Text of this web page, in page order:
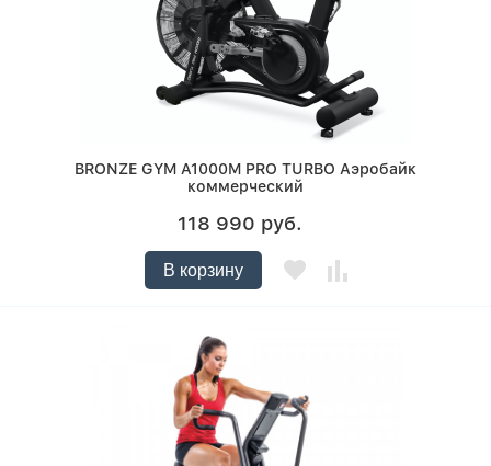
BRONZE GYM A1000M PRO TURBO Аэробайк
коммерческий
118 990 руб.
В корзину